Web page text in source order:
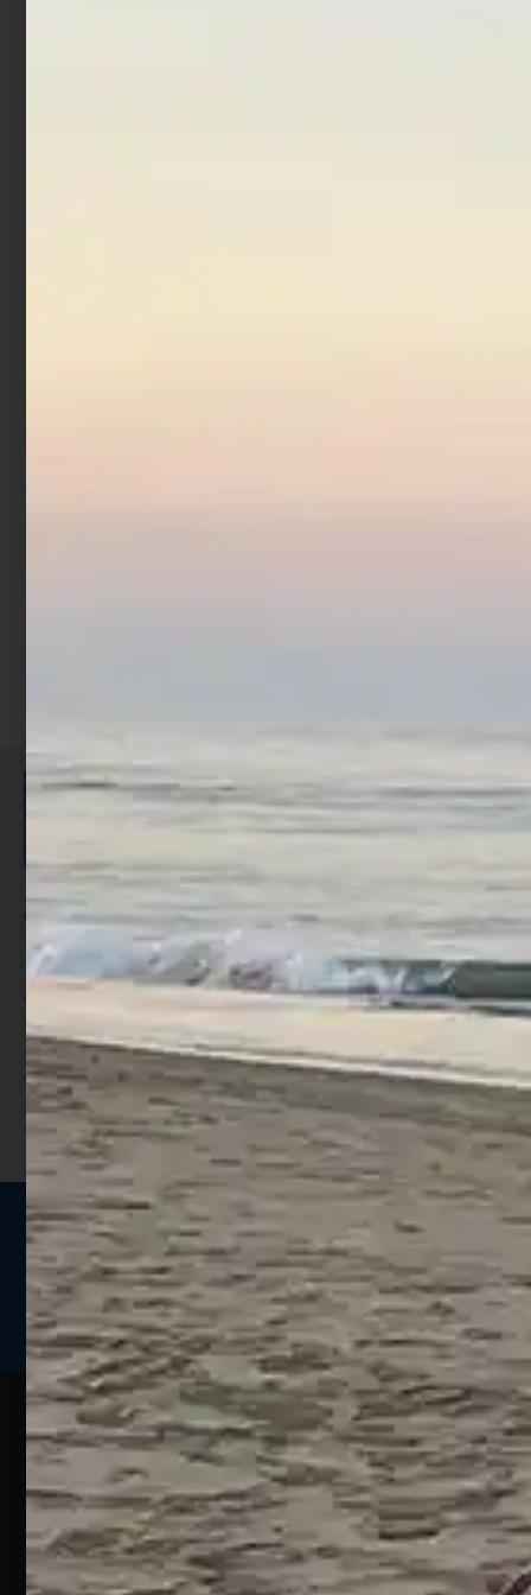
ISCRIVITI E RICEVI 3,50€ DI
SCONTO >
Per ogni acquisto accumuli ulteriori
punti;
Utilizza i punti per ricevere uno
sconto;
I punti sono indicati nella pagina
prodotto;
Seguici sui social
Web
Pesca
Un portale
pensato
per gli
amanti
Esperienze
Guide
sulla
pesca
sportiva
I nostri
Assistenza
Clienti
Siamo
Contattaci
Contatti
Assistenza
Ecommerce
Negozio di